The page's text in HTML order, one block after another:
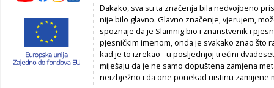
Dakako, sva su ta značenja bila nedvojbeno
nije bilo glavno. Glavno značenje, vjerujem,
spoznaje da je Slamnig bio i znanstvenik i
pjesničkim imenom, onda je svakako znao što
kad je to izrekao - u posljednjoj trećini
miješaju da je ne samo dopuštena zamjena
neizbježno i da one ponekad uistinu zamijene